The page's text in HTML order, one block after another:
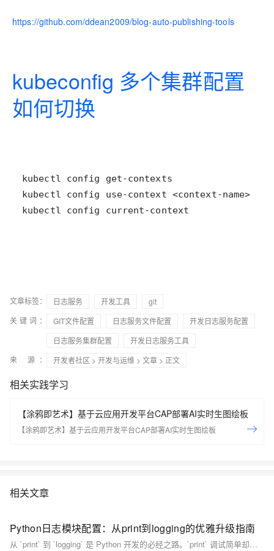
https://github.com/ddean2009/blog-auto-publishing-tools
kubeconfig 多个集群配置
如何切换
kubectl config current-context
文章标签： 日志服务 开发工具
git
关键词：
GIT文件配置 日志服务文件配置
开发日志服务配置
日志服务集群配置
开发日志服务工具
来 源：
开发者社区 > 开发与运维 > 文章 > 正文
相关实践学习
【涂鸦即艺术】基于云应用开发平台CAP部署AI实时生图绘板
【涂鸦即艺术】基于云应用开发平台CAP部署AI实时生图绘板
相关文章
Python日志模块配置：从print到logging的优雅升级指南
从 `print` 到 `logging` 是 Python 开发的必经之路。`print` 调试简单却难维护，日志混乱、无法分级、缺乏上下文；而 `logging` 支持级别控制、多输出、结构化记录，助力项目可维护性升级。本文详解痛点、优势、迁移方案与最佳实践，助你构建专业日志系统，让程序“有记忆”。